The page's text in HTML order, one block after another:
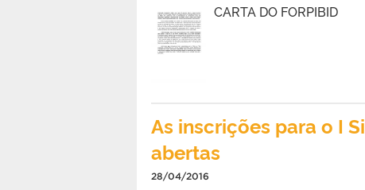
CARTA DO FORPIBID
As inscrições para o I
abertas
28/04/2016